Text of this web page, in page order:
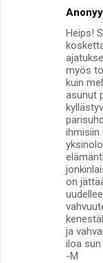
Heips!
myös
kuin
asunut
ihmisiin
on
ja
iloa
-M